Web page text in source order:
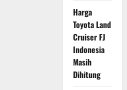
Harga
Toyota Land
Cruiser FJ
Indonesia
Masih
Dihitung